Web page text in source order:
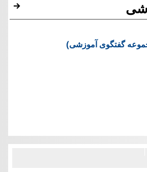
گفتگوی آموزشی)